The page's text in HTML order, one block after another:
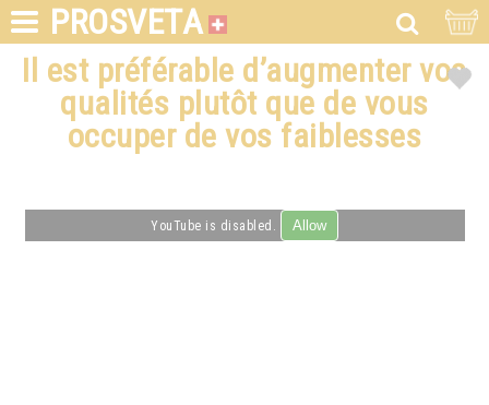
PROSVETA
Il est préférable d’augmenter vos
qualités plutôt que de vous
occuper de vos faiblesses
YouTube is disabled. Allow